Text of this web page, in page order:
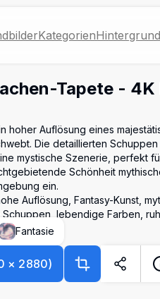
Kategorien
Tapete - 4K
hoher Auflösung eines
Die detaillierten
mystische Szenerie, perfekt
Schönheit
ein.
Auflösung, Fantasy-Kunst,
lebendige Farben,
Fantasie
× 2880)